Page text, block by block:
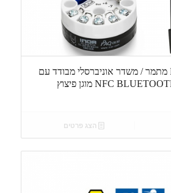
INOR IPAQ C530 מתמר / משדר אוניברסלי מבודד עם
הצג פרטים